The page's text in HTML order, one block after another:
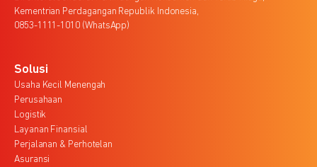
Kementrian Perdagangan Republik Indonesia,
0853-1111-1010 (WhatsApp)
Solusi
Usaha Kecil Menengah
Perusahaan
Logistik
Layanan Finansial
Perjalanan & Perhotelan
Asuransi